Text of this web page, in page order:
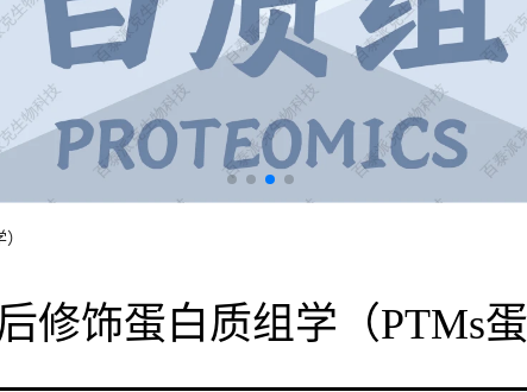
修饰蛋白质组学（PTMs